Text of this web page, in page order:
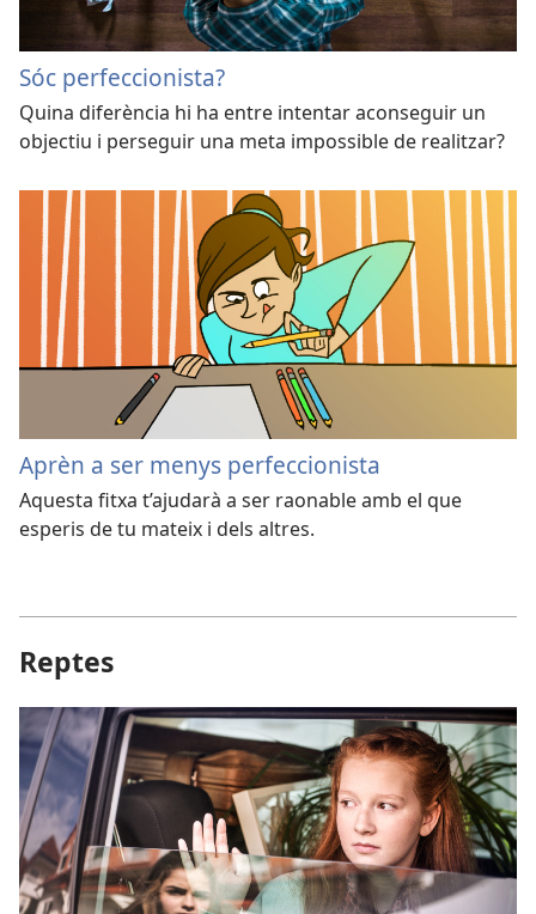
Sóc perfeccionista?
Quina diferència hi ha entre intentar aconseguir un
objectiu i perseguir una meta impossible de realitzar?
Aprèn a ser menys perfeccionista
Aquesta fitxa t’ajudarà a ser raonable amb el que
esperis de tu mateix i dels altres.
Reptes